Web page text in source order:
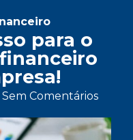
para o
Sem Comentários